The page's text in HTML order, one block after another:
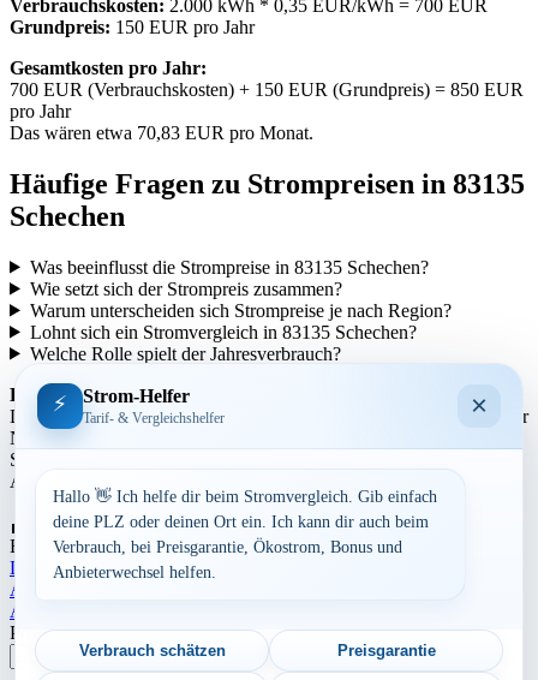
Verbrauchskosten: 2.000 kWh * 0,35 EUR/kWh = 700 EUR
Grundpreis: 150 EUR pro Jahr
Gesamtkosten pro Jahr:
700 EUR (Verbrauchskosten) + 150 EUR (Grundpreis) = 850 EUR
pro Jahr
Das wären etwa 70,83 EUR pro Monat.
Häufige Fragen zu Strompreisen in 83135
Schechen
Was beeinflusst die Strompreise in 83135 Schechen?
Wie setzt sich der Strompreis zusammen?
Warum unterscheiden sich Strompreise je nach Region?
Lohnt sich ein Stromvergleich in 83135 Schechen?
Welche Rolle spielt der Jahresverbrauch?
Regionale Unterschiede:
Die Strompreise variieren je nach Region aufgrund unterschiedlicher
Netzentgelte und Steuern. In städtischen Gebieten können die
Strompreise tendenziell höher sein als in ländlicheren Gegenden.
Auch die Anbieterstruktur kann sich regional unterscheiden.
Aufrufe: 268
By
Dominik Laube23. Juli 2026 Bayern
Landkreis Rosenheim
Beitragsnavigation
Aktuelle Strompreise in 93142 Maxhütte-Haidhof
Aktuelle Strompreise in 83562 Rechtmehring
Postleitzahl eingeben
Suchen
⚡ Strom-Helfer
Tarif- & Vergleichshelfer ×
Hallo 👋 Ich helfe dir beim Stromvergleich. Gib einfach
deine PLZ oder deinen Ort ein. Ich kann dir auch beim
Verbrauch, bei Preisgarantie, Ökostrom, Bonus und
Anbieterwechsel helfen.
Verbrauch schätzen Preisgarantie